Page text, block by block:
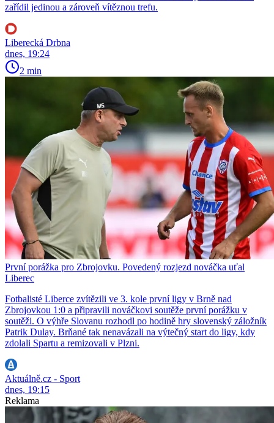
zařídil jedinou a zároveň vítěznou trefu.
Liberecká Drbna
dnes, 19:24
2 min
První porážka pro Zbrojovku. Povedený rozjezd nováčka uťal
Liberec
Fotbalisté Liberce zvítězili ve 3. kole první ligy v Brně nad
Zbrojovkou 1:0 a připravili nováčkovi soutěže první porážku v
soutěži. O výhře Slovanu rozhodl po hodině hry slovenský záložník
Patrik Dulay. Brňané tak nenavázali na výtečný start do ligy, kdy
zdolali Spartu a remizovali v Plzni.
Aktuálně.cz - Sport
dnes, 19:15
Reklama